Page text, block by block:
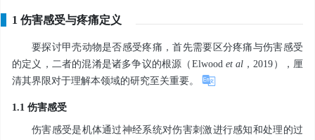
1 伤害感受与疼痛定义
要探讨甲壳动物是否感受疼痛，首先需要区分疼痛与伤害感受
的定义，二者的混淆是诸多争议的根源（Elwood et al ，2019），厘
清其界限对于理解本领域的研究至关重要。
1.1 伤害感受
伤害感受是机体通过神经系统对伤害刺激进行感知和处理的过